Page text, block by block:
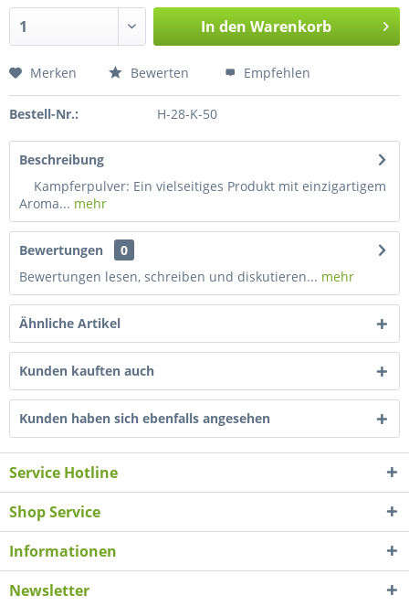
In den Warenkorb
Merken Bewerten Empfehlen
Bestell-Nr.: H-28-K-50
Beschreibung
Kampferpulver: Ein vielseitiges Produkt mit einzigartigem
Aroma... mehr
Bewertungen
0
Bewertungen lesen, schreiben und diskutieren... mehr
Ähnliche Artikel
Kunden kauften auch
Kunden haben sich ebenfalls angesehen
Service Hotline
Shop Service
Informationen
Newsletter